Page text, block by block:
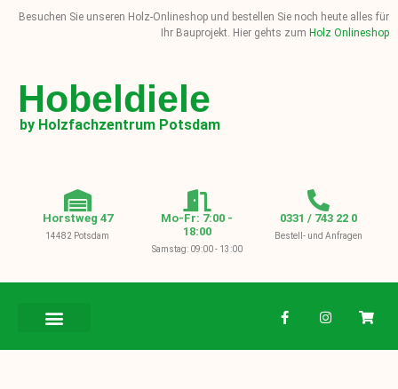
Besuchen Sie unseren Holz-Onlineshop und bestellen Sie noch heute alles für
Ihr Bauprojekt. Hier gehts zum Holz Onlineshop
Hobeldiele
by Holzfachzentrum Potsdam
Horstweg 47
14482 Potsdam
Mo-Fr: 7:00 -
18:00
Samstag: 09:00 - 13:00
0331 / 743 22 0
Bestell- und Anfragen